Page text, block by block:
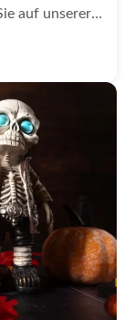
auf unserer
zu